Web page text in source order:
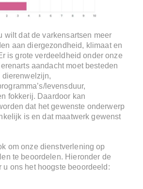
wilt dat de varkensartsen meer
aan diergezondheid, klimaat en
is grote verdeeldheid onder onze
aandacht moet besteden
levensduur,
fokkerij. Daardoor kan
dat het gewenste onderwerp
is en dat maatwerk gewenst
om onze dienstverlening op
te beoordelen. Hieronder de
u ons het hoogste beoordeeld: